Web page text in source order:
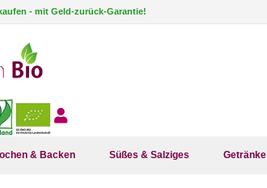
- mit Geld-zurück-Garantie!
& Backen Süßes & Salziges Getränke